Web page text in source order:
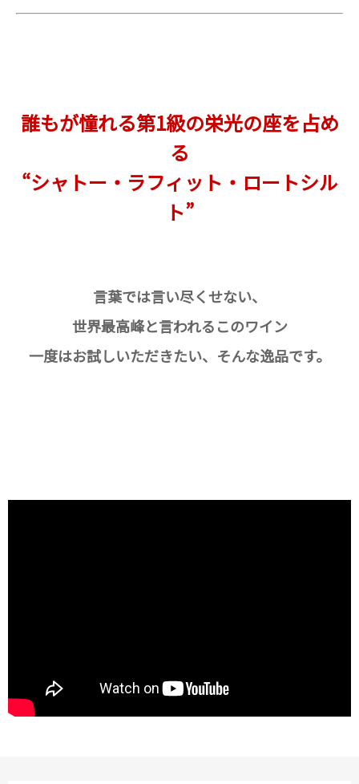
誰もが憧れる第1級の栄光の座を占め
る
“シャトー・ラフィット・ロートシル
ト”
言葉では言い尽くせない、
世界最高峰と言われるこのワイン
一度はお試しいただきたい、そんな逸品です。